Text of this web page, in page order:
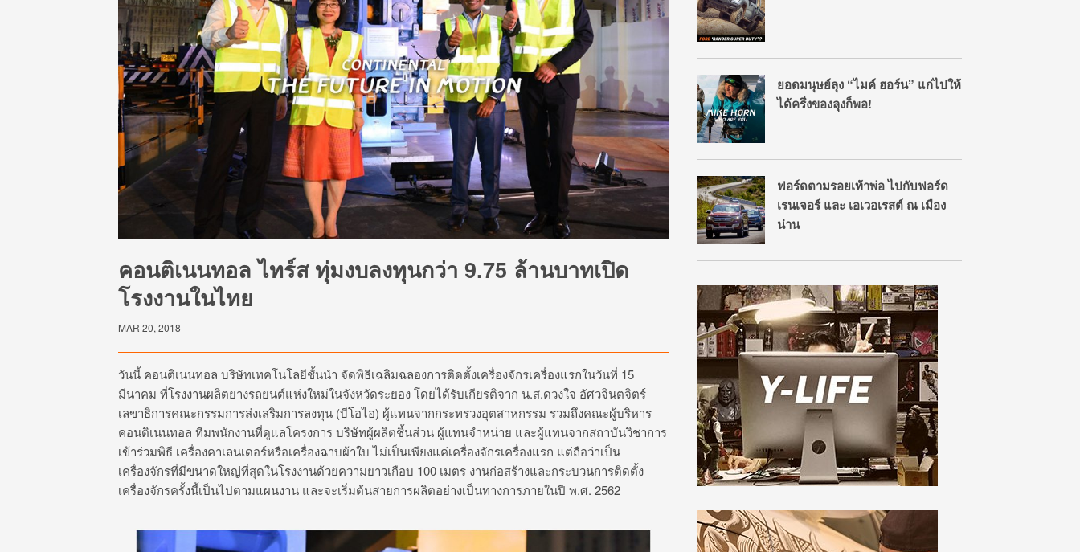
คอนติเนนทอล ไทร์ส ทุ่มงบลงทุนกว่า 9.75 ล้านบาทเปิด
โรงงานในไทย
MAR 20, 2018
วันนี้ คอนติเนนทอล บริษัทเทคโนโลยีชั้นนำ จัดพิธีเฉลิมฉลองการติดตั้งเครื่องจักรเครื่องแรกในวันที่ 15
มีนาคม ที่โรงงานผลิตยางรถยนต์แห่งใหม่ในจังหวัดระยอง โดยได้รับเกียรติจาก น.ส.ดวงใจ อัศวจินตจิตร์
เลขาธิการคณะกรรมการส่งเสริมการลงทุน (บีโอไอ) ผู้แทนจากกระทรวงอุตสาหกรรม รวมถึงคณะผู้บริหาร
คอนติเนนทอล ทีมพนักงานที่ดูแลโครงการ บริษัทผู้ผลิตชิ้นส่วน ผู้แทนจำหน่าย และผู้แทนจากสถาบันวิชาการ
เข้าร่วมพิธี เครื่องคาเลนเดอร์หรือเครื่องฉาบผ้าใบ ไม่เป็นเพียงแค่เครื่องจักรเครื่องแรก แต่ถือว่าเป็น
เครื่องจักรที่มีขนาดใหญ่ที่สุดในโรงงานด้วยความยาวเกือบ 100 เมตร งานก่อสร้างและกระบวนการติดตั้ง
เครื่องจักรครั้งนี้เป็นไปตามแผนงาน และจะเริ่มต้นสายการผลิตอย่างเป็นทางการภายในปี พ.ศ. 2562
ยอดมนุษย์ลุง “ไมค์ ฮอร์น” แก่ไปให้
ได้ครึ่งของลุงก็พอ!
ฟอร์ดตามรอยเท้าพ่อ ไปกับฟอร์ด
เรนเจอร์ และ เอเวอเรสต์ ณ เมือง
น่าน